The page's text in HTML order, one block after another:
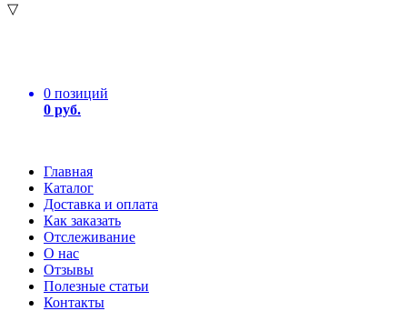
▽
0 позиций
0 руб.
Главная
Каталог
Доставка и оплата
Как заказать
Отслеживание
О нас
Отзывы
Полезные статьи
Контакты